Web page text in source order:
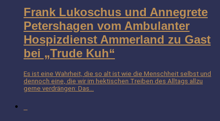
Frank Lukoschus und Annegrete
Petershagen vom Ambulanter
Hospizdienst Ammerland zu Gast
bei „Trude Kuh“
Es ist eine Wahrheit, die so alt ist wie die Menschheit selbst und
dennoch eine, die wir im hektischen Treiben des Alltags allzu
gerne verdrängen: Das...